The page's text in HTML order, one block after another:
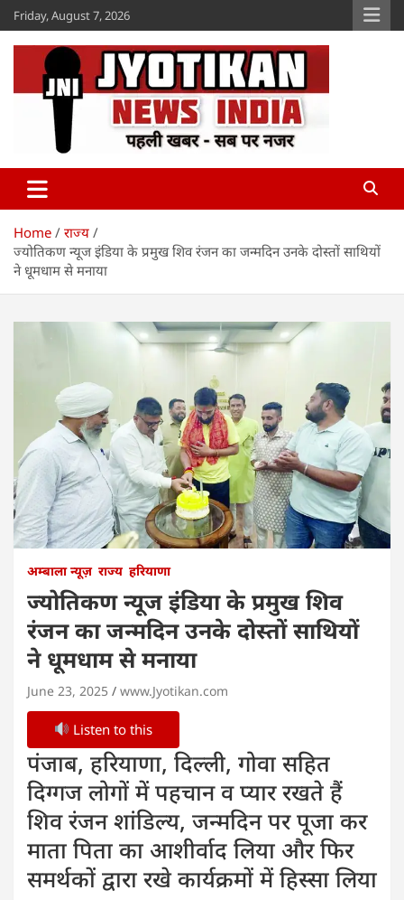
Skip
to
content
Friday, August 7, 2026
Jyotikan
Home
राज्य
ज्योतिकण न्यूज इंडिया के प्रमुख शिव रंजन का जन्मदिन उनके दोस्तों साथियों
ने धूमधाम से मनाया
अम्बाला न्यूज़ राज्य हरियाणा
ज्योतिकण न्यूज इंडिया के प्रमुख शिव
रंजन का जन्मदिन उनके दोस्तों साथियों
ने धूमधाम से मनाया
June 23, 2025 www.Jyotikan.com
Listen to this
पंजाब, हरियाणा, दिल्ली, गोवा सहित
दिग्गज लोगों में पहचान व प्यार रखते हैं
शिव रंजन शांडिल्य, जन्मदिन पर पूजा कर
माता पिता का आशीर्वाद लिया और फिर
समर्थकों द्वारा रखे कार्यक्रमों में हिस्सा लिया